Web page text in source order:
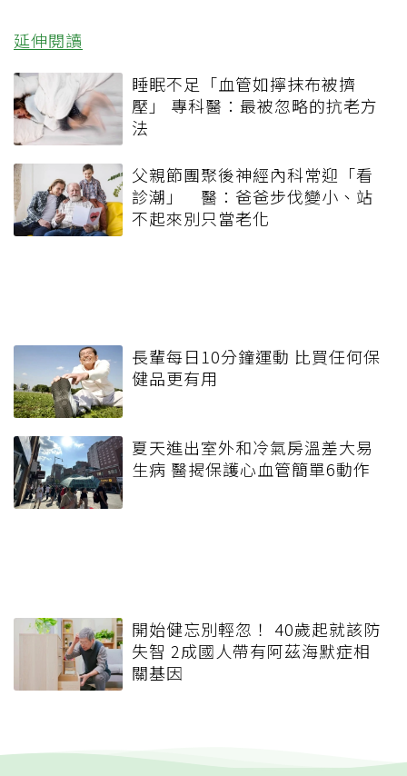
延伸閱讀
睡眠不足「血管如擰抹布被擠
壓」 專科醫：最被忽略的抗老方
法
父親節團聚後神經內科常迎「看
診潮」 醫：爸爸步伐變小、站
不起來別只當老化
長輩每日10分鐘運動 比買任何保
健品更有用
夏天進出室外和冷氣房溫差大易
生病 醫揭保護心血管簡單6動作
開始健忘別輕忽！ 40歲起就該防
失智 2成國人帶有阿茲海默症相
關基因